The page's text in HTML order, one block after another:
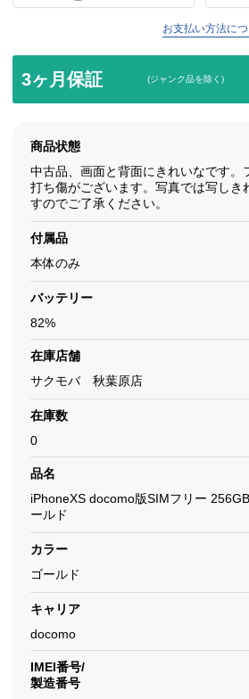
お支払い方法に
3ヶ月保証 (ジャンク品を除く)
商品状態
中古品、画面と背面にきれいなです。
打ち傷がございます。写真では写しき
すのでご了承ください。
付属品
本体のみ
バッテリー
82%
在庫店舗
サクモバ 秋葉原店
在庫数
0
品名
iPhoneXS docomo版SIMフリー
ールド
カラー
ゴールド
キャリア
docomo
IMEI番号/
製造番号